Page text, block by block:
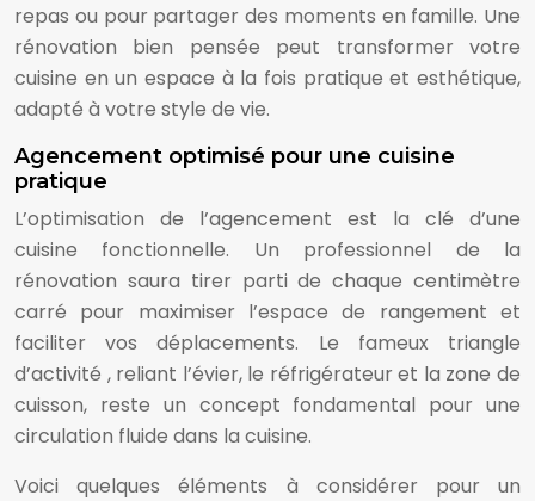
repas ou pour partager des moments en famille. Une
rénovation bien pensée peut transformer votre
cuisine en un espace à la fois pratique et esthétique,
adapté à votre style de vie.
Agencement optimisé pour une cuisine
pratique
L’optimisation de l’agencement est la clé d’une
cuisine fonctionnelle. Un professionnel de la
rénovation saura tirer parti de chaque centimètre
carré pour maximiser l’espace de rangement et
faciliter vos déplacements. Le fameux triangle
d’activité , reliant l’évier, le réfrigérateur et la zone de
cuisson, reste un concept fondamental pour une
circulation fluide dans la cuisine.
Voici quelques éléments à considérer pour un